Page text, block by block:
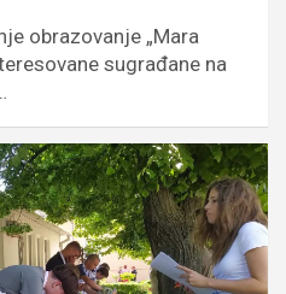
obrazovanje „Mara
sugrađane na